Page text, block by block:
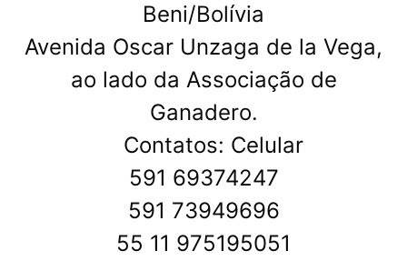
Beni/Bolívia
Avenida Oscar Unzaga de la Vega,
ao lado da Associação de
Ganadero.
Contatos: Celular
591 69374247
591 73949696
55 11 975195051